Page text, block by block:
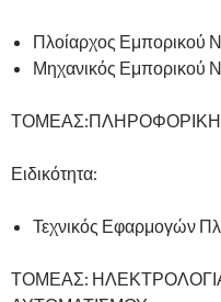
Πλοίαρχος Εμπορικού
Μηχανικός Εμπορικού
Ειδικότητα:
Τεχνικός Εφαρμογών
ΤΟΜΕΑΣ: